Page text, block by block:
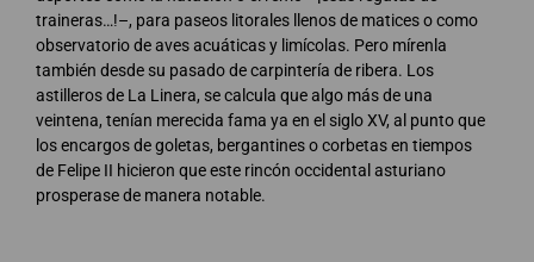
traineras…!–, para paseos litorales llenos de matices o como
observatorio de aves acuáticas y limícolas. Pero mírenla
también desde su pasado de carpintería de ribera. Los
astilleros de La Linera, se calcula que algo más de una
veintena, tenían merecida fama ya en el siglo XV, al punto que
los encargos de goletas, bergantines o corbetas en tiempos
de Felipe II hicieron que este rincón occidental asturiano
prosperase de manera notable.